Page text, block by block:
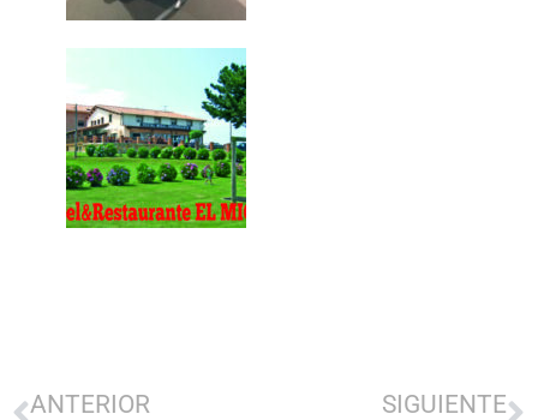
ANTERIOR SIGUIENTE